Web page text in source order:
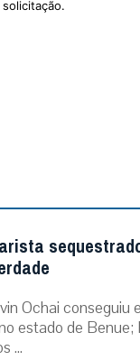
Ochai conseguiu
estado de
...